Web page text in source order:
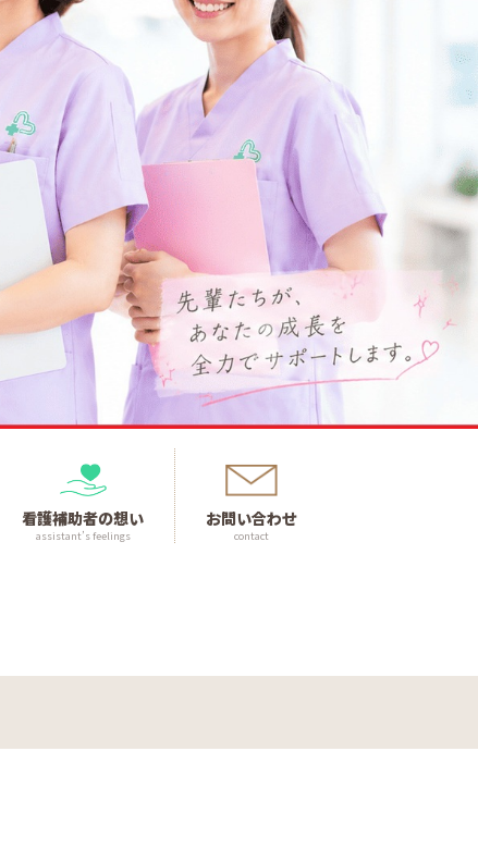
assistant’s feelings
看護補助者の想い
contact
お問い合わせ